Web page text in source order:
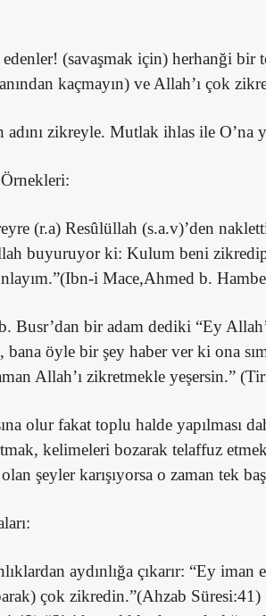
(savaşmak için) herhanği bir
kaçmayın) ve Allah’ı çok
adını zikreyle. Mutlak ihlas ile O’na
(r.a) Resûlüllah (s.a.v)’den
buyuruyor ki: Kulum beni
i Mace,Ahmed b.
Busr’dan bir adam dediki “Ey
bana öyle bir şey haber ver ki ona
Allah’ı zikretmekle yeşersin.”
olur fakat toplu halde yapılması
kelimeleri bozarak telaffuz
şeyler karışıyorsa o zaman tek
aydınlığa çıkarır: “Ey
çok zikredin.”(Ahzab